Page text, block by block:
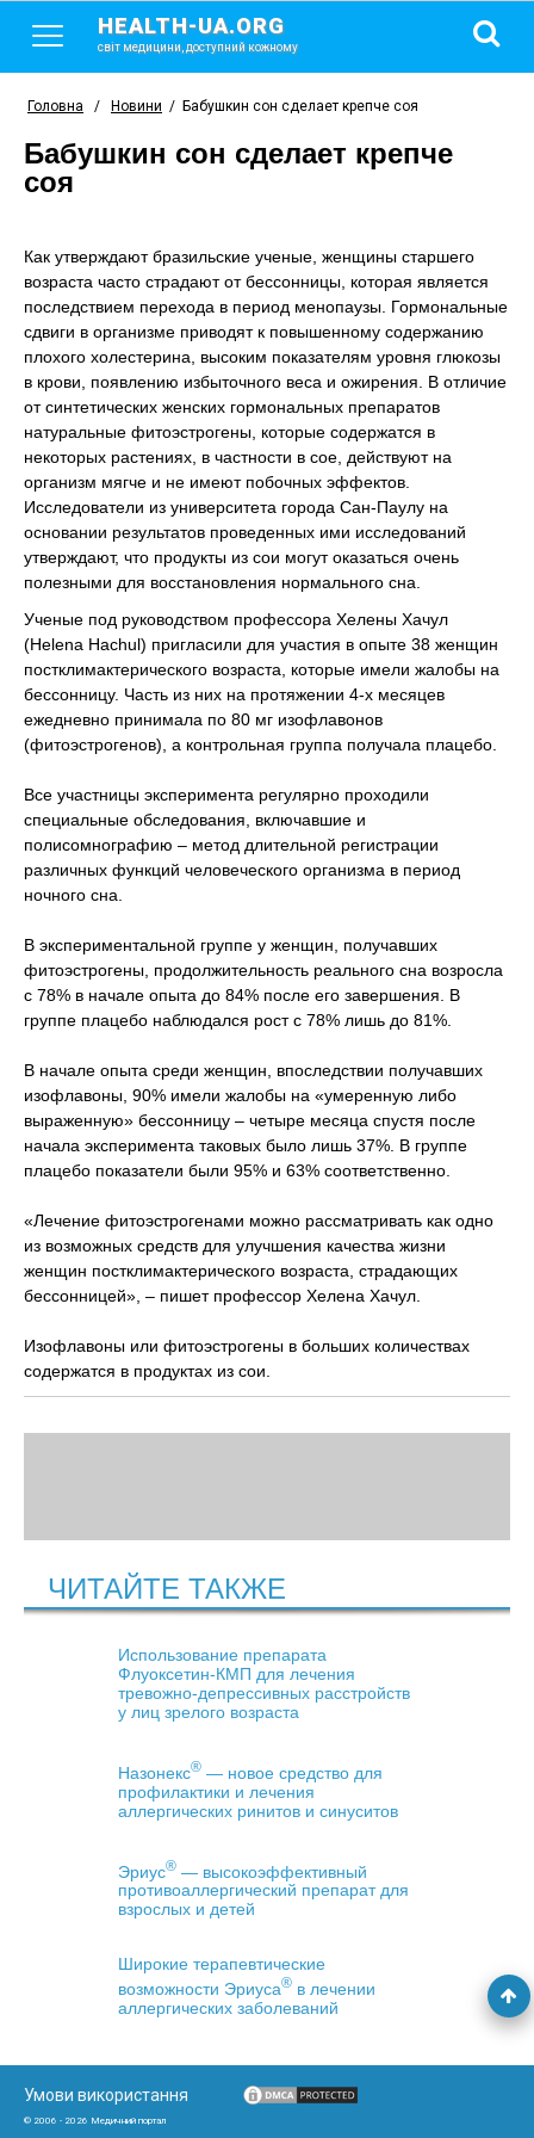
HEALTH-UA.ORG
світ медицини, доступний кожному
Головна / Новини / Бабушкин сон сделает крепче соя
Бабушкин сон сделает крепче
соя
Как утверждают бразильские ученые, женщины старшего
возраста часто страдают от бессонницы, которая является
последствием перехода в период менопаузы. Гормональные
сдвиги в организме приводят к повышенному содержанию
плохого холестерина, высоким показателям уровня глюкозы
в крови, появлению избыточного веса и ожирения. В отличие
от синтетических женских гормональных препаратов
натуральные фитоэстрогены, которые содержатся в
некоторых растениях, в частности в сое, действуют на
организм мягче и не имеют побочных эффектов.
Исследователи из университета города Сан-Паулу на
основании результатов проведенных ими исследований
утверждают, что продукты из сои могут оказаться очень
полезными для восстановления нормального сна.
Ученые под руководством профессора Хелены Хачул
(Helena Hachul) пригласили для участия в опыте 38 женщин
постклимактерического возраста, которые имели жалобы на
бессонницу. Часть из них на протяжении 4-х месяцев
ежедневно принимала по 80 мг изофлавонов
(фитоэстрогенов), а контрольная группа получала плацебо.
Все участницы эксперимента регулярно проходили
специальные обследования, включавшие и
полисомнографию – метод длительной регистрации
различных функций человеческого организма в период
ночного сна.
В экспериментальной группе у женщин, получавших
фитоэстрогены, продолжительность реального сна возросла
с 78% в начале опыта до 84% после его завершения. В
группе плацебо наблюдался рост с 78% лишь до 81%.
В начале опыта среди женщин, впоследствии получавших
изофлавоны, 90% имели жалобы на «умеренную либо
выраженную» бессонницу – четыре месяца спустя после
начала эксперимента таковых было лишь 37%. В группе
плацебо показатели были 95% и 63% соответственно.
«Лечение фитоэстрогенами можно рассматривать как одно
из возможных средств для улучшения качества жизни
женщин постклимактерического возраста, страдающих
бессонницей», – пишет профессор Хелена Хачул.
Изофлавоны или фитоэстрогены в больших количествах
содержатся в продуктах из сои.
ЧИТАЙТЕ ТАКЖЕ
Использование препарата
Флуоксетин-КМП для лечения
тревожно-депрессивных расстройств
у лиц зрелого возраста
Назонекс® — новое средство для
профилактики и лечения
аллергических ринитов и синуситов
Эриус® — высокоэффективный
противоаллергический препарат для
взрослых и детей
Широкие терапевтические
возможности Эриуса® в лечении
аллергических заболеваний
Умови використання
© 2006 - 2026 Медичний портал